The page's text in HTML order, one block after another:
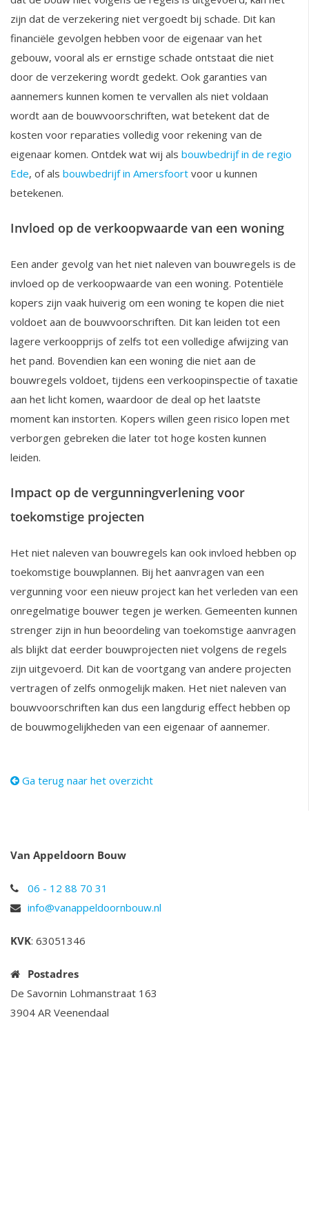
zijn dat de verzekering niet vergoedt bij schade. Dit kan
financiële gevolgen hebben voor de eigenaar van het
gebouw, vooral als er ernstige schade ontstaat die niet
door de verzekering wordt gedekt. Ook garanties van
aannemers kunnen komen te vervallen als niet voldaan
wordt aan de bouwvoorschriften, wat betekent dat de
kosten voor reparaties volledig voor rekening van de
eigenaar komen. Ontdek wat wij als bouwbedrijf in de regio
Ede, of als bouwbedrijf in Amersfoort voor u kunnen
betekenen.
Invloed op de verkoopwaarde van een woning
Een ander gevolg van het niet naleven van bouwregels is de
invloed op de verkoopwaarde van een woning. Potentiële
kopers zijn vaak huiverig om een woning te kopen die niet
voldoet aan de bouwvoorschriften. Dit kan leiden tot een
lagere verkoopprijs of zelfs tot een volledige afwijzing van
het pand. Bovendien kan een woning die niet aan de
bouwregels voldoet, tijdens een verkoopinspectie of taxatie
aan het licht komen, waardoor de deal op het laatste
moment kan instorten. Kopers willen geen risico lopen met
verborgen gebreken die later tot hoge kosten kunnen
leiden.
Impact op de vergunningverlening voor
toekomstige projecten
Het niet naleven van bouwregels kan ook invloed hebben op
toekomstige bouwplannen. Bij het aanvragen van een
vergunning voor een nieuw project kan het verleden van een
onregelmatige bouwer tegen je werken. Gemeenten kunnen
strenger zijn in hun beoordeling van toekomstige aanvragen
als blijkt dat eerder bouwprojecten niet volgens de regels
zijn uitgevoerd. Dit kan de voortgang van andere projecten
vertragen of zelfs onmogelijk maken. Het niet naleven van
bouwvoorschriften kan dus een langdurig effect hebben op
de bouwmogelijkheden van een eigenaar of aannemer.
Ga terug naar het overzicht
Van Appeldoorn Bouw
06 - 12 88 70 31
info@vanappeldoornbouw.nl
KVK: 63051346
Postadres
De Savornin Lohmanstraat 163
3904 AR Veenendaal